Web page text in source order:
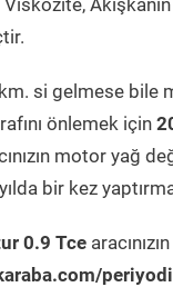
si gelmese bile
önlemek için
motor yağ
bir kez
0.9 Tce